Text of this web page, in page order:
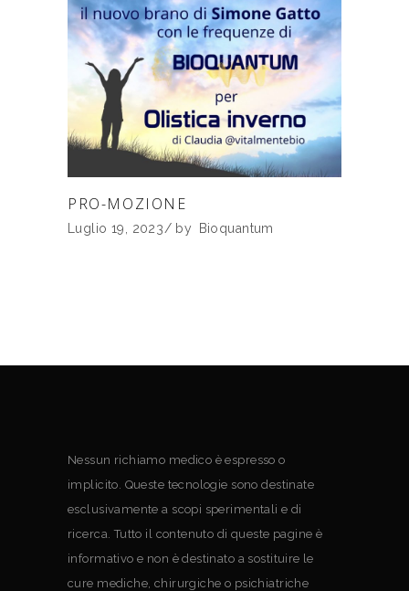
PRO-MOZIONE
Luglio 19, 2023 by Bioquantum
Nessun richiamo medico è espresso o
implicito. Queste tecnologie sono destinate
esclusivamente a scopi sperimentali e di
ricerca. Tutto il contenuto di queste pagine è
informativo e non è destinato a sostituire le
cure mediche, chirurgiche o psichiatriche